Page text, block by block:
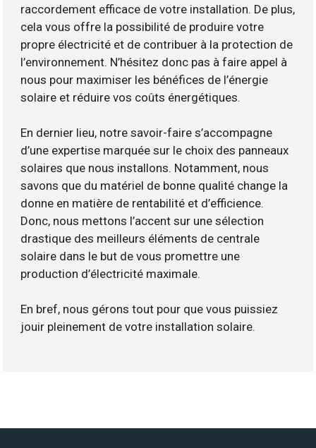
raccordement efficace de votre installation. De plus,
cela vous offre la possibilité de produire votre
propre électricité et de contribuer à la protection de
l’environnement. N’hésitez donc pas à faire appel à
nous pour maximiser les bénéfices de l’énergie
solaire et réduire vos coûts énergétiques.
En dernier lieu, notre savoir-faire s’accompagne
d’une expertise marquée sur le choix des panneaux
solaires que nous installons. Notamment, nous
savons que du matériel de bonne qualité change la
donne en matière de rentabilité et d’efficience.
Donc, nous mettons l’accent sur une sélection
drastique des meilleurs éléments de centrale
solaire dans le but de vous promettre une
production d’électricité maximale.
En bref, nous gérons tout pour que vous puissiez
jouir pleinement de votre installation solaire.